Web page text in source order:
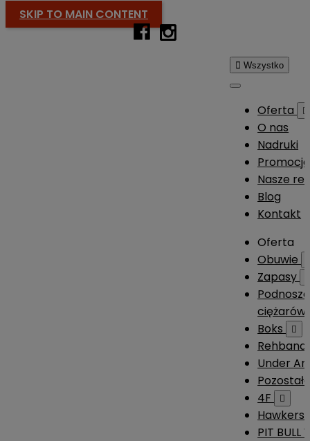
SKIP TO MAIN CONTENT
 Wszystko
Oferta 
O nas
Nadruki
Promocje
Nasze
Blog
Kontakt
Oferta
Obuwie
Zapasy
ciężarów
Boks

Rehband
Under
4F

Hawkers
PIT BULL